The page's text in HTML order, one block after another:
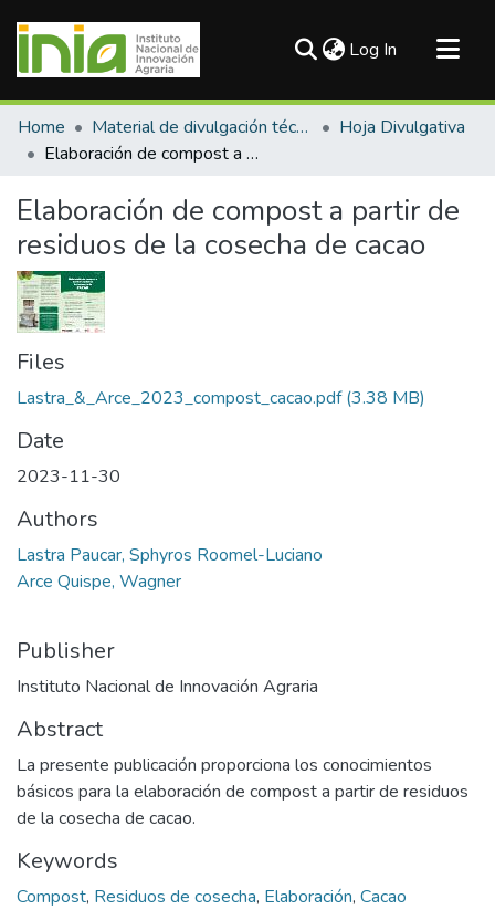
Log In (current)
Communities & Collections
All of DSpace
Home Material de divulgación técnica
Hoja Divulgativa
Elaboración de compost a partir de residuos de la cosecha de cacao
Elaboración de compost a partir de
residuos de la cosecha de cacao
Files
Lastra_&_Arce_2023_compost_cacao.pdf(3.38 MB)
Date
2023-11-30
Authors
Lastra Paucar, Sphyros Roomel-Luciano
Arce Quispe, Wagner
Publisher
Instituto Nacional de Innovación Agraria
Abstract
La presente publicación proporciona los conocimientos
básicos para la elaboración de compost a partir de residuos
de la cosecha de cacao.
Keywords
Compost, Residuos de cosecha, Elaboración, Cacao